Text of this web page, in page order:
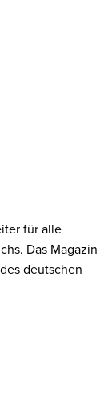
für alle
Das Magazin
deutschen